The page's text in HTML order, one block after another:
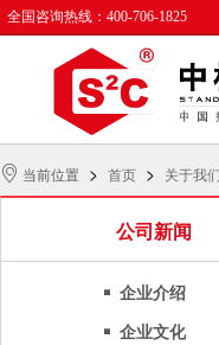
全国咨询热线：400-706-1825
当前位置 > 首页 > 关于我们
公司新闻
企业介绍
企业文化